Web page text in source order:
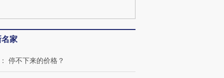
家
： 停不下来的价格？